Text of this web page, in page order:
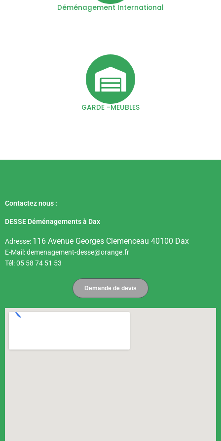
Déménagement International
GARDE -MEUBLES
Contactez nous :
DESSE Déménagements à Dax
Adresse: 116 Avenue Georges Clemenceau 40100 Dax
E-Mail: demenagement-desse@orange.fr
Tél: 05 58 74 51 53
Demande de devis